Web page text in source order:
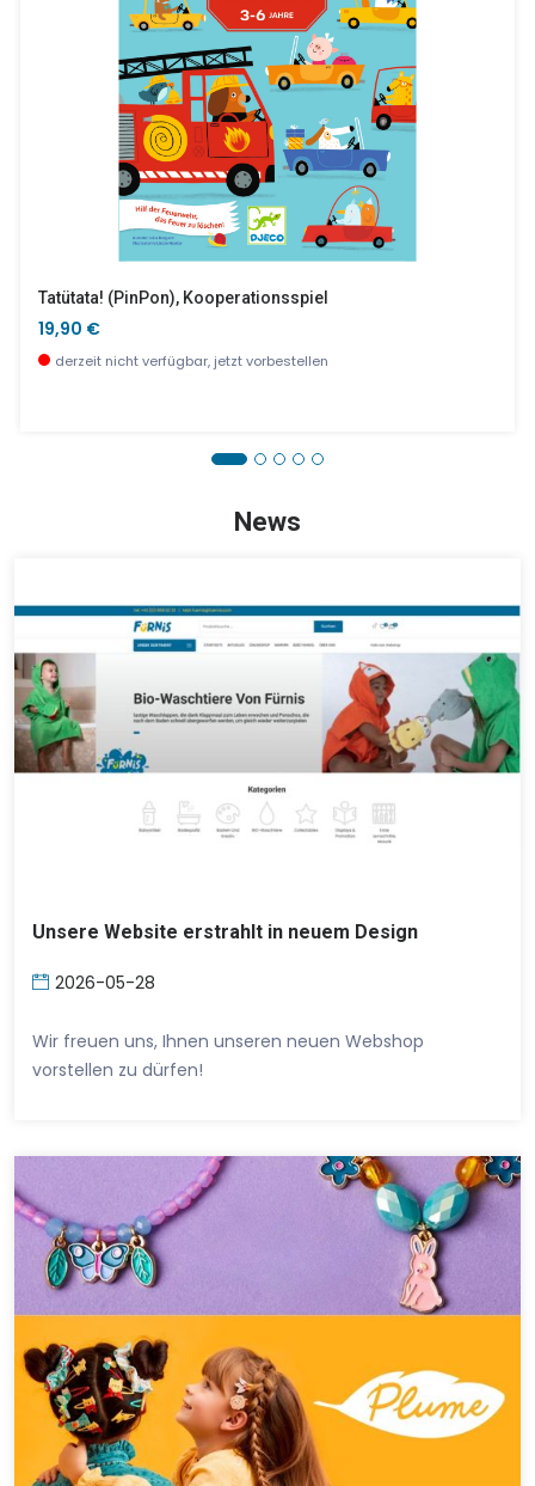
Jelekros Löwe, Rolltop
Kinderküche Lila
Tatütata! (PinPon), Kooperationsspiel
19,90 €
derzeit nicht verfügbar, jetzt vorbestellen
News
Unsere Website erstrahlt in neuem Design
2026-05-28
Wir freuen uns, Ihnen unseren neuen Webshop
vorstellen zu dürfen!